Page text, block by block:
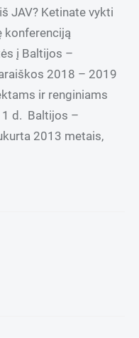
JAV? Ketinate vykti
konferenciją
į Baltijos –
2018 – 2019
ir renginiams
d. Baltijos –
2013 metais,